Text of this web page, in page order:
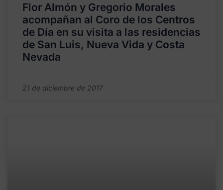
Flor Almón y Gregorio Morales
acompañan al Coro de los Centros
de Día en su visita a las residencias
de San Luis, Nueva Vida y Costa
Nevada
21 de diciembre de 2017